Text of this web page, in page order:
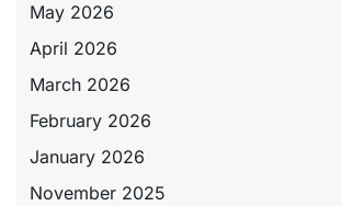
May 2026
April 2026
March 2026
February 2026
January 2026
November 2025